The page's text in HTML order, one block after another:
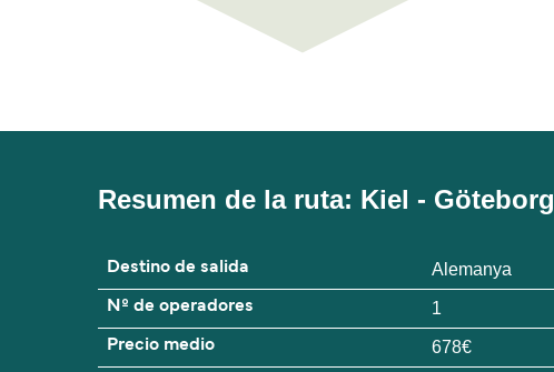
Resumen de la ruta: Kiel - Göteborg
Destino de salida Alemanya
Nº de operadores 1
Precio medio 678€